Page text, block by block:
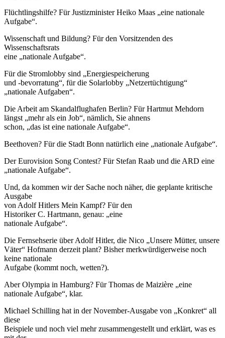
Flüchtlingshilfe? Für Justizminister Heiko Maas „eine nationale
Aufgabe“.
Wissenschaft und Bildung? Für den Vorsitzenden des
Wissenschaftsrats
eine „nationale Aufgabe“.
Für die Stromlobby sind „Energiespeicherung
und -bevorratung“, für die Solarlobby „Netzertüchtigung“
„nationale Aufgaben“.
Die Arbeit am Skandalflughafen Berlin? Für Hartmut Mehdorn
längst „mehr als ein Job“, nämlich, Sie ahnens
schon, „das ist eine nationale Aufgabe“.
Beethoven? Für die Stadt Bonn natürlich eine „nationale Aufgabe“.
Der Eurovision Song Contest? Für Stefan Raab und die ARD eine
„nationale Aufgabe“.
Und, da kommen wir der Sache noch näher, die geplante kritische
Ausgabe
von Adolf Hitlers Mein Kampf? Für den
Historiker C. Hartmann, genau: „eine
nationale Aufgabe“.
Die Fernsehserie über Adolf Hitler, die Nico „Unsere Mütter, unsere
Väter“ Hofmann derzeit plant? Bisher merkwürdigerweise noch
keine nationale
Aufgabe (kommt noch, wetten?).
Aber Olympia in Hamburg? Für Thomas de Maizière „eine
nationale Aufgabe“, klar.
Michael Schilling hat in der November-Ausgabe von „Konkret“ all
diese
Beispiele und noch viel mehr zusammengestellt und erklärt, was es